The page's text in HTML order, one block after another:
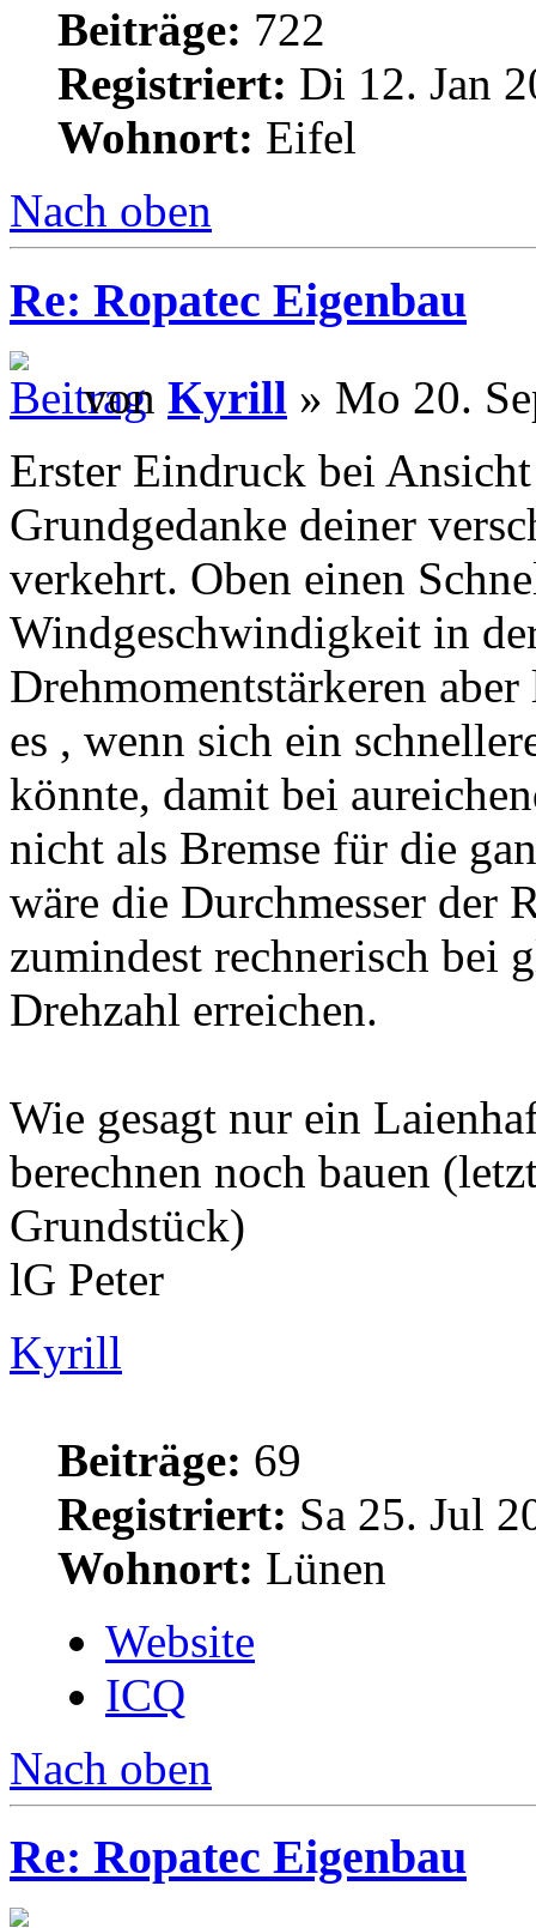
Beiträge: 722
Registriert: Di 12. Jan
Wohnort: Eifel
Nach oben
Re: Ropatec Eigenbau
von Kyrill » Mo 20.
Erster Eindruck bei
Grundgedanke deiner
verkehrt. Oben einen
Windgeschwindigkeit in
Drehmomentstärkeren
es , wenn sich ein
könnte, damit bei
nicht als Bremse für die
wäre die Durchmesser der
zumindest rechnerisch bei
Drehzahl erreichen.
Wie gesagt nur ein
berechnen noch bauen
Grundstück)
lG Peter
Kyrill
Beiträge: 69
Registriert: Sa 25. Jul
Wohnort: Lünen
Website
ICQ
Nach oben
Re: Ropatec Eigenbau